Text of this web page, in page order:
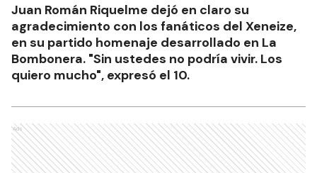
Juan Román Riquelme dejó en claro su
agradecimiento con los fanáticos del Xeneize,
en su partido homenaje desarrollado en La
Bombonera. "Sin ustedes no podría vivir. Los
quiero mucho", expresó el 10.
Ads